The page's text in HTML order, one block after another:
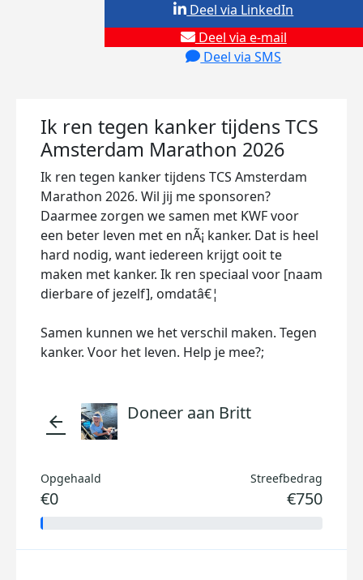
Deel via e-mail
Deel via SMS
Deel via LinkedIn
Ik ren tegen kanker tijdens TCS
Amsterdam Marathon 2026
Ik ren tegen kanker tijdens TCS Amsterdam
Marathon 2026. Wil jij me sponsoren?
Daarmee zorgen we samen met KWF voor
een beter leven met en nÃ¡ kanker. Dat is heel
hard nodig, want iedereen krijgt ooit te
maken met kanker. Ik ren speciaal voor [naam
dierbare of jezelf], omdatâ€¦
Samen kunnen we het verschil maken. Tegen
kanker. Voor het leven. Help je mee?;
arrow_back Doneer aan Britt
Opgehaald
€0
Streefbedrag
€750